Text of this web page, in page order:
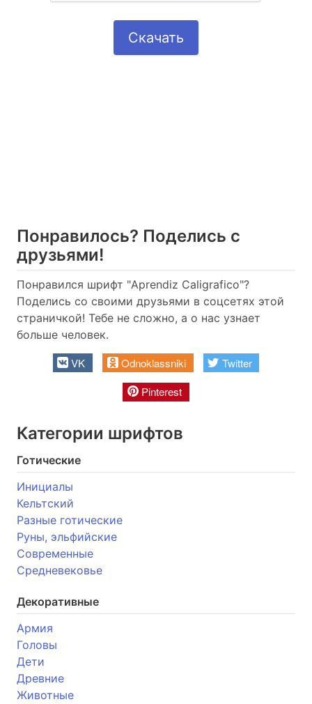
Скачать
Понравилось? Поделись с
друзьями!
Понравился шрифт "Aprendiz Caligrafico"?
Поделись со своими друзьями в соцсетях этой
страничкой! Тебе не сложно, а о нас узнает
больше человек.
VK Odnoklassniki
Twitter
Pinterest
Категории шрифтов
Готические
Инициалы
Кельтский
Разные готические
Руны, эльфийские
Современные
Средневековье
Декоративные
Армия
Головы
Дети
Древние
Животные